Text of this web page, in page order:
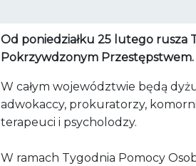
Od poniedziałku 25 lutego rusza
Pokrzywdzonym Przestępstwem.
W całym województwie będą
adwokaccy, prokuratorzy,
terapeuci i psycholodzy.
W ramach Tygodnia Pomocy